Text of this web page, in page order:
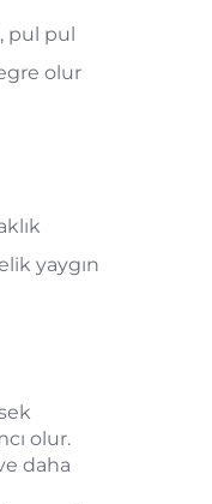
pul pul
olur
yaygın
olur.
daha